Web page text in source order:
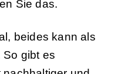
Sie das.
beides kann als
So gibt es